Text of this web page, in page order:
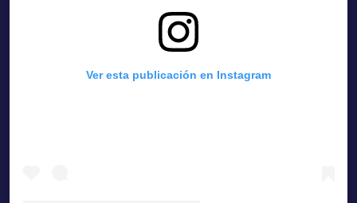
Ver esta publicación en Instagram